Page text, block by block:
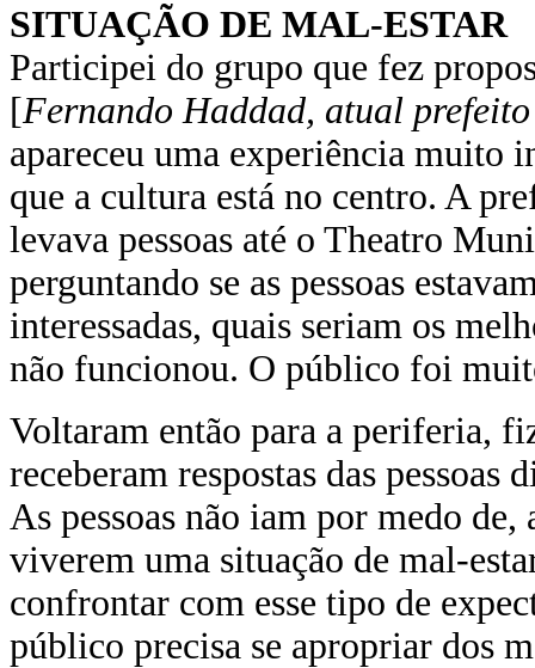
SITUAÇÃO DE MAL-ESTAR
Participei do grupo que fez
[Fernando Haddad, atual
apareceu uma experiência muito
que a cultura está no centro. A
levava pessoas até o Theatro
perguntando se as pessoas
interessadas, quais seriam os
não funcionou. O público foi
Voltaram então para a periferia,
receberam respostas das pessoas
As pessoas não iam por medo de,
viverem uma situação de mal-
confrontar com esse tipo de
público precisa se apropriar dos